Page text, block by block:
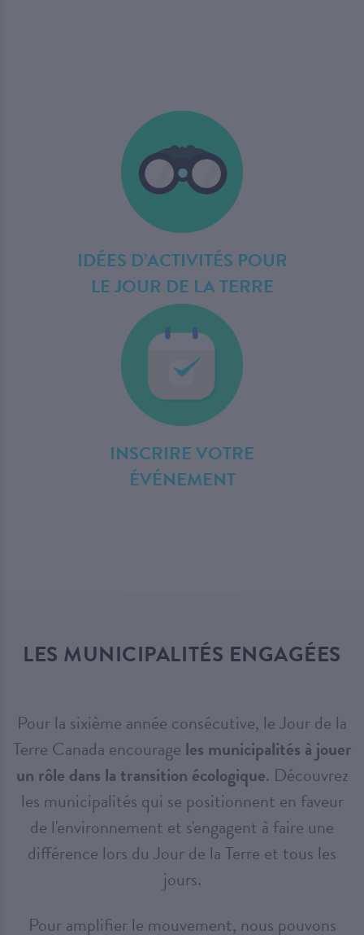
IDÉES D’ACTIVITÉS POUR
LE JOUR DE LA TERRE
INSCRIRE VOTRE
ÉVÉNEMENT
LES MUNICIPALITÉS ENGAGÉES
Pour la sixième année consécutive, le Jour de la
Terre Canada encourage les municipalités à jouer
un rôle dans la transition écologique. Découvrez
les municipalités qui se positionnent en faveur
de l'environnement et s'engagent à faire une
différence lors du Jour de la Terre et tous les
jours.
Pour amplifier le mouvement, nous pouvons